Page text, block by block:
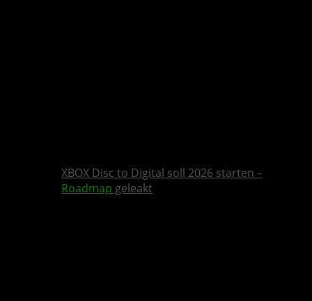
XBOX Disc to Digital soll 2026 starten –
Roadmap geleakt